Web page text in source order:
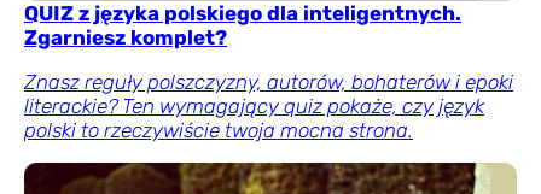
QUIZ z języka polskiego dla inteligentnych.
Zgarniesz komplet?
Znasz reguły polszczyzny, autorów, bohaterów i epoki
literackie? Ten wymagający quiz pokaże, czy język
polski to rzeczywiście twoja mocna strona.